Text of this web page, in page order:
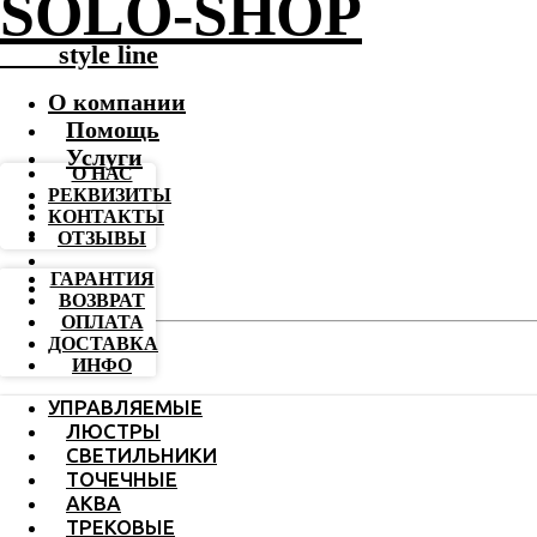
SOLO-SHOP
-------style line
О компании
Помощь
Услуги
О НАС
РЕКВИЗИТЫ
КОНТАКТЫ
ОТЗЫВЫ
ГАРАНТИЯ
ВОЗВРАТ
ОПЛАТА
ДОСТАВКА
ИНФО
УПРАВЛЯЕМЫЕ
ЛЮСТРЫ
СВЕТИЛЬНИКИ
ТОЧЕЧНЫЕ
АКВА
ТРЕКОВЫЕ